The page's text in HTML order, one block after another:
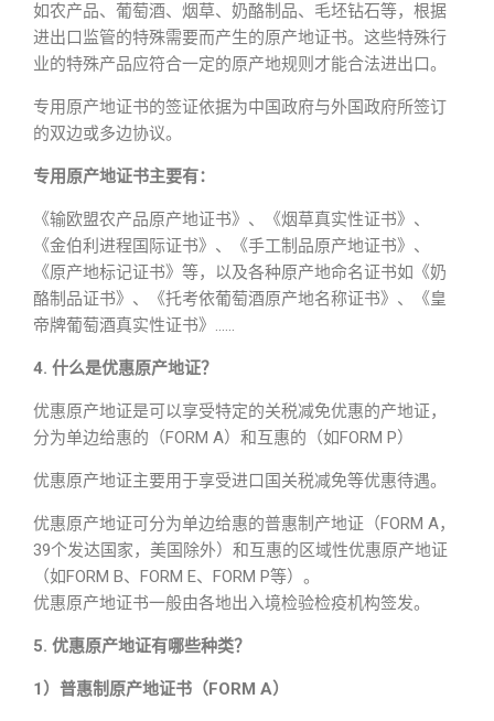
如农产品、葡萄酒、烟草、奶酪制品、毛坯钻石等，根据
进出口监管的特殊需要而产生的原产地证书。这些特殊行
业的特殊产品应符合一定的原产地规则才能合法进出口。
专用原产地证书的签证依据为中国政府与外国政府所签订
的双边或多边协议。
专用原产地证书主要有：
《输欧盟农产品原产地证书》、《烟草真实性证书》、
《金伯利进程国际证书》、《手工制品原产地证书》、
《原产地标记证书》等，以及各种原产地命名证书如《奶
酪制品证书》、《托考依葡萄酒原产地名称证书》、《皇
帝牌葡萄酒真实性证书》……
4. 什么是优惠原产地证？
优惠原产地证是可以享受特定的关税减免优惠的产地证，
分为单边给惠的（FORM A）和互惠的（如FORM P）
优惠原产地证主要用于享受进口国关税减免等优惠待遇。
优惠原产地证可分为单边给惠的普惠制产地证（FORM A，
39个发达国家，美国除外）和互惠的区域性优惠原产地证
（如FORM B、FORM E、FORM P等）。
优惠原产地证书一般由各地出入境检验检疫机构签发。
5. 优惠原产地证有哪些种类？
1）普惠制原产地证书（FORM A）